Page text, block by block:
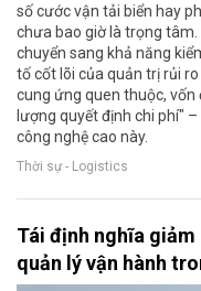
số cước vận tải biển hay
chưa bao giờ là trọng
chuyển sang khả năng
tố cốt lõi của quản trị rủi
cung ứng quen thuộc,
lượng quyết định chi phí"
công nghệ cao này.
Thời sự - Logistics
Tái định nghĩa
quản lý vận hành